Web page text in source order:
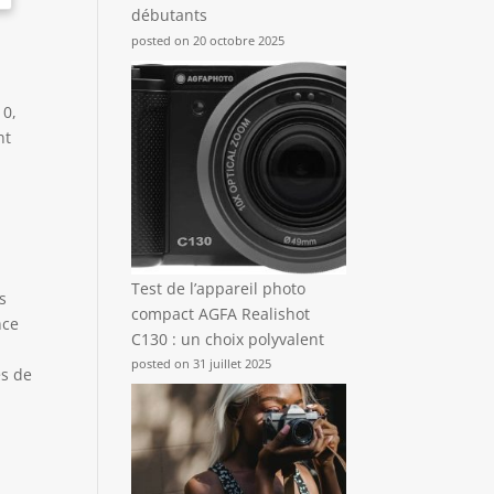
de
débutants
posted on 20 octobre 2025
Test de l’appareil photo
compact AGFA Realishot
C130 : un choix polyvalent
posted on 31 juillet 2025